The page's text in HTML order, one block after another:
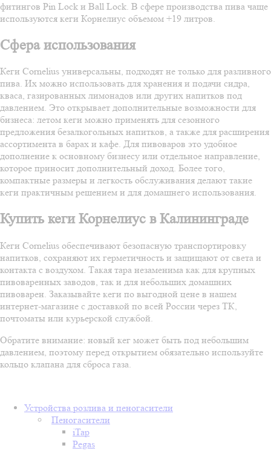
фитингов Pin Lock и Ball Lock. В сфере производства пива чаще
используются кеги Корнелиус объемом +19 литров.
Сфера использования
Кеги Cornelius универсальны, подходят не только для разливного
пива. Их можно использовать для хранения и подачи сидра,
кваса, газированных лимонадов или других напитков под
давлением. Это открывает дополнительные возможности для
бизнеса: летом кеги можно применять для сезонного
предложения безалкогольных напитков, а также для расширения
ассортимента в барах и кафе. Для пивоваров это удобное
дополнение к основному бизнесу или отдельное направление,
которое приносит дополнительный доход. Более того,
компактные размеры и легкость обслуживания делают такие
кеги практичным решением и для домашнего использования.
Купить кеги Корнелиус в Калининграде
Кеги Cornelius обеспечивают безопасную транспортировку
напитков, сохраняют их герметичность и защищают от света и
контакта с воздухом. Такая тара незаменима как для крупных
пивоваренных заводов, так и для небольших домашних
пивоварен. Заказывайте кеги по выгодной цене в нашем
интернет-магазине с доставкой по всей России через ТК,
почтоматы или курьерской службой.
Обратите внимание: новый кег может быть под небольшим
давлением, поэтому перед открытием обязательно используйте
кольцо клапана для сброса газа.
Устройства розлива и пеногасители
Пеногасители
iTap
Pegas